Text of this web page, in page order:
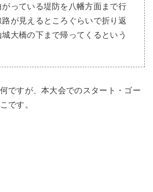
がっている堤防を八幡方面まで行
が見えるところぐらいで折り返
大橋の下まで帰ってくるという
ですが、本大会でのスタート・ゴー
です。